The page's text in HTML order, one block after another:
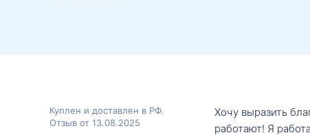
Куплен и доставлен в РФ.
Отзыв от 13.08.2025
Хочу выразить
работают! Я